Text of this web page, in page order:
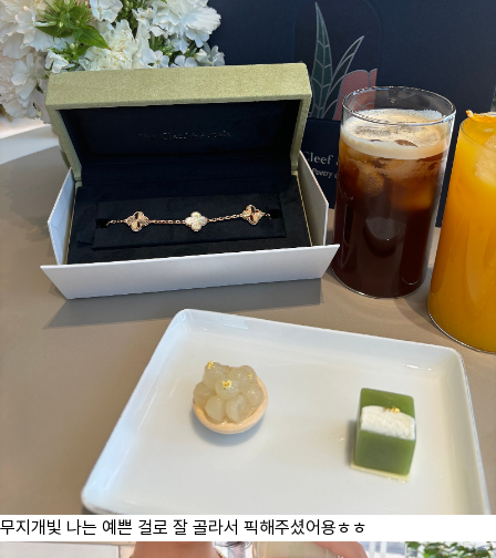
무지개빛 나는 예쁜 걸로 잘 골라서 픽해주셨어용ㅎㅎ